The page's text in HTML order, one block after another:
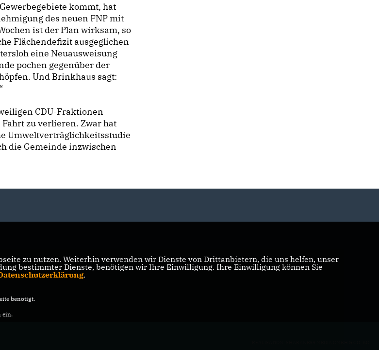
kommt, hat
des neuen FNP mit
ist der Plan wirksam, so
Flächendefizit ausgeglichen
eine Neuausweisung
pochen gegenüber der
Und Brinkhaus sagt:
CDU-Fraktionen
zu verlieren. Zwar hat
Umweltverträglichkeitsstudie
die Gemeinde inzwischen
zu nutzen. Weiterhin verwenden wir Dienste von Drittanbietern, die uns helfen, unser
bestimmter Dienste, benötigen wir Ihre Einwilligung. Ihre Einwilligung können Sie
.
benötigt.
ein.